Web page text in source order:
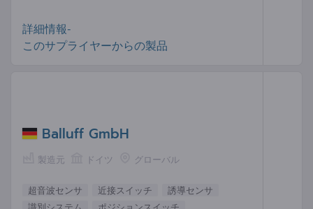
詳細情報-
このサプライヤーからの製品
Balluff GmbH
製造元 ドイツ グローバル
超音波センサ 近接スイッチ
誘導センサ